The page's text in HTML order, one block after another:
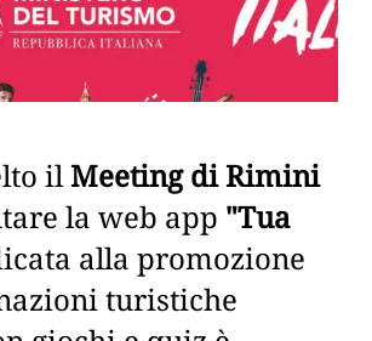
ilMeeting di Rimini
la web app "Tua
alla promozione
turistiche